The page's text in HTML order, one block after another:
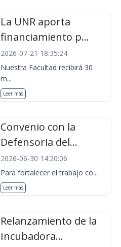
La UNR aporta
financiamiento p...
2026-07-21 18:35:24
Nuestra Facultad recibirá 30
m...
Leer más
Convenio con la
Defensoria del...
2026-06-30 14:20:06
Para fortalecer el trabajo co...
Leer más
Relanzamiento de la
Incubadora...